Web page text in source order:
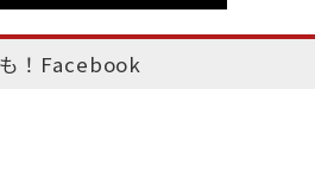
！Facebook